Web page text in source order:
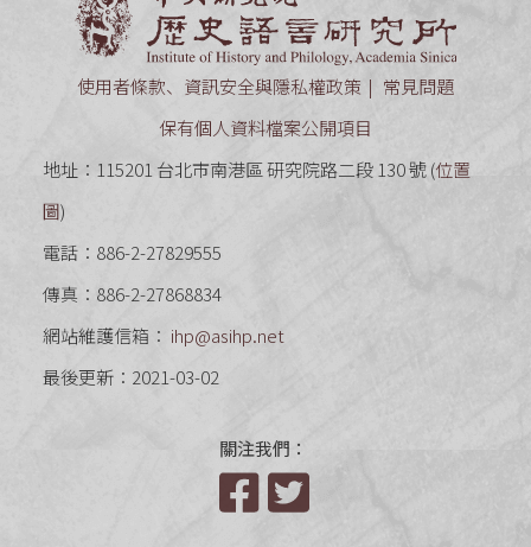
使用者條款、資訊安全與隱私權政策
常見問題
保有個人資料檔案公開項目
地址：115201 台北市南港區 研究院路二段 130 號 (位置
圖)
電話：886-2-27829555
傳真：886-2-27868834
網站維護信箱： ihp@asihp.net
最後更新：2021-03-02
關注我們：
Facebook